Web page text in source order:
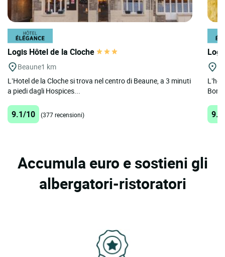
Logis Hôtel de la Cloche
Beaune1 km
L’Hotel de la Cloche si trova nel centro di Beaune, a 3 minuti
a piedi dagli Hospices...
9.1/10 (377 recensioni)
Accumula euro e sostieni gli
albergatori-ristoratori